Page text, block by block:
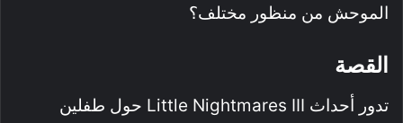
الموحش من منظور مختلف؟
القصة
تدور أحداث Little Nightmares III حول طفلين